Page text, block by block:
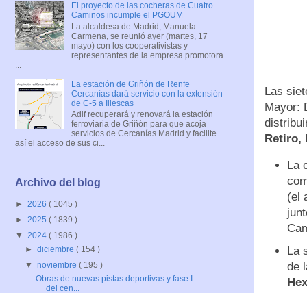
Las
Mayor:
Retiro,
La
(el
La
de
El proyecto de las cocheras de Cuatro
Caminos incumple el PGOUM
La alcaldesa de Madrid, Manuela
Carmena, se reunió ayer (martes, 17
mayo) con los cooperativistas y
representantes de la empresa promotora
La estación de Griñón de Renfe
Cercanías dará servicio con la extensión
de C-5 a Illescas
Adif recuperará y renovará la estación
ferroviaria de Griñón para que acoja
servicios de Cercanías Madrid y facilite
así el acceso de sus ci...
Archivo del blog
► 2026 ( 1045 )
► 2025 ( 1839 )
▼ 2024 ( 1986 )
►diciembre( 154 )
▼noviembre( 195 )
Obras de nuevas pistas deportivas y fase I
del cen...